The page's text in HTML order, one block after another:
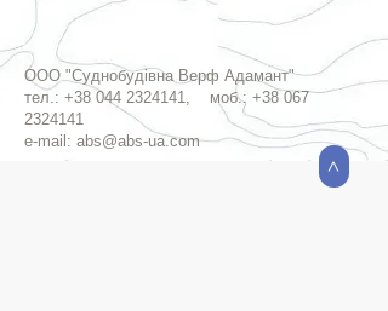
ООО "Суднобудівна Верф Адамант"
тел.: +38 044 2324141, моб.: +38 067
2324141
e-mail: abs@abs-ua.com
>